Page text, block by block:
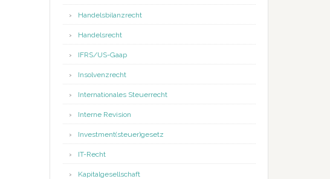
Handelsbilanzrecht
Handelsrecht
IFRS/US-Gaap
Insolvenzrecht
Internationales Steuerrecht
Interne Revision
Investment(steuer)gesetz
IT-Recht
Kapitalgesellschaft